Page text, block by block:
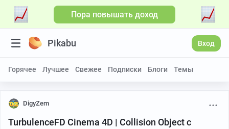
Пора повышать доход
Pikabu Вход
Горячее Лучшее Свежее Подписки Блоги Темы
DigyZem
TurbulenceFD Cinema 4D | Collision Object с
Больше видео